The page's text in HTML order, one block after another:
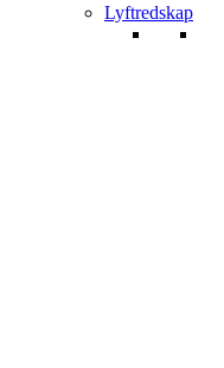
Lyftredskap